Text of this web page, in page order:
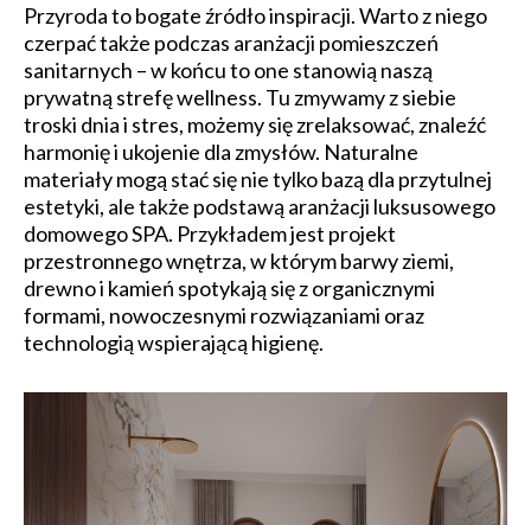
Przyroda to bogate źródło inspiracji. Warto z niego
czerpać także podczas aranżacji pomieszczeń
sanitarnych – w końcu to one stanowią naszą
prywatną strefę wellness. Tu zmywamy z siebie
troski dnia i stres, możemy się zrelaksować, znaleźć
harmonię i ukojenie dla zmysłów. Naturalne
materiały mogą stać się nie tylko bazą dla przytulnej
estetyki, ale także podstawą aranżacji luksusowego
domowego SPA. Przykładem jest projekt
przestronnego wnętrza, w którym barwy ziemi,
drewno i kamień spotykają się z organicznymi
formami, nowoczesnymi rozwiązaniami oraz
technologią wspierającą higienę.